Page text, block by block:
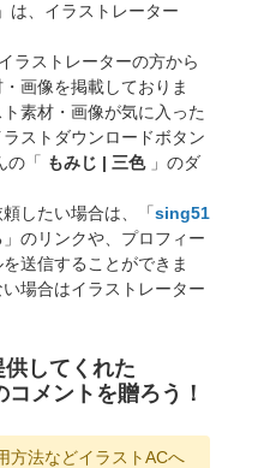
は、イラストレーター
ラストレーターの方から
画像を掲載しておりま
素材・画像が気に入った
ストダウンロードボタン
の「 もみじ | 三色」のダ
したい場合は、「sing51
のリンクや、プロフィー
送信することができま
場合はイラストレーター
してくれた
メントを贈ろう！
方法などイラストACへ